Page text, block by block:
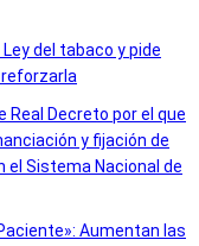
Ley del tabaco y pide
Real Decreto por el que
y fijación de
Sistema Nacional de
Aumentan las